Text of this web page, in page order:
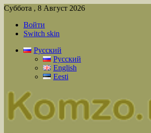
Суббота , 8 Август 2026
Войти
Switch skin
Русский
Русский
English
Eesti